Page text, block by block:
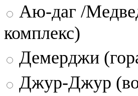
Аю-даг /
комплекс)
Демерджи
Джур-Джур